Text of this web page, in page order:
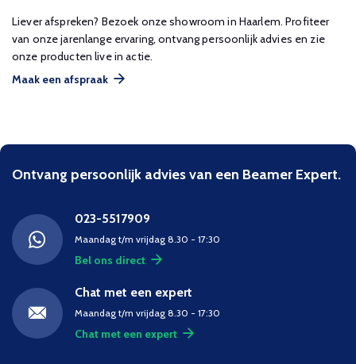
Liever afspreken? Bezoek onze showroom in Haarlem. Profiteer
van onze jarenlange ervaring, ontvang persoonlijk advies en zie
onze producten live in actie.
Maak een afspraak
Ontvang persoonlijk advies van een Beamer Expert.
023-5517909
Maandag t/m vrijdag 8.30 - 17:30
Bel ons direct
Chat met een expert
Maandag t/m vrijdag 8.30 - 17:30
Chat met een expert